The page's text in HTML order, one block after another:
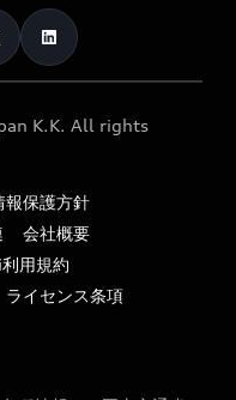
K.K. All rights
報保護方針
会社概要
用規約
ライセンス条項